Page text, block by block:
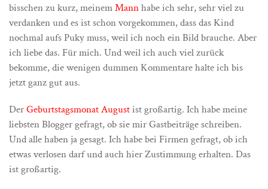
bisschen zu kurz, meinemMannhabe ich sehr, sehr viel zu
verdanken und es ist schon vorgekommen, dass das Kind
nochmal aufs Puky muss, weil ich noch ein Bild brauche. Aber
ich liebe das. Für mich. Und weil ich auch viel zurück
bekomme, die wenigen dummen Kommentare halte ich bis
jetzt ganz gut aus.
DerGeburtstagsmonat Augustist großartig. Ich habe meine
liebsten Blogger gefragt, ob sie mir Gastbeiträge schreiben.
Und alle haben ja gesagt. Ich habe bei Firmen gefragt, ob ich
etwas verlosen darf und auch hier Zustimmung erhalten. Das
ist großartig.